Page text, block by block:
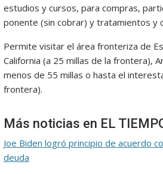
estudios y cursos, para compras,
ponente (sin cobrar) y tratamientos y
Permite visitar el área fronteriza de
California (a 25 millas de la frontera),
menos de 55 millas o hasta el
frontera).
Más noticias en EL
Joe Biden logró principio de acuerdo
deuda